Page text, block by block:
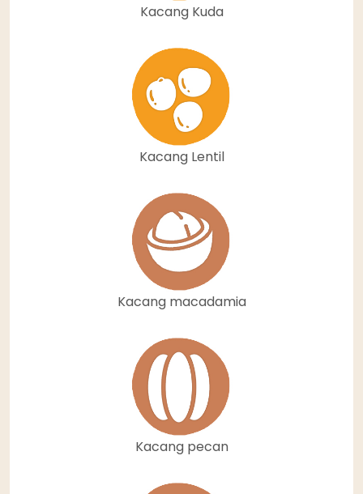
Kacang Kuda
Kacang Lentil
Kacang macadamia
Kacang pecan